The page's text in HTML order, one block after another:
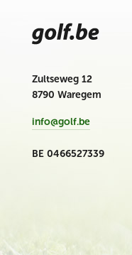
Zultseweg 12
8790 Waregem
info@golf.be
BE 0466527339